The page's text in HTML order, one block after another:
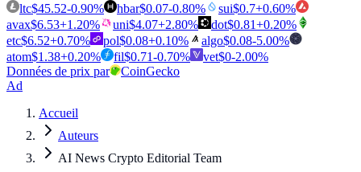
ltc$45.52-0.90% hbar$0.07-0.80% sui$0.7+0.60%
avax$6.53+1.20% uni$4.07+2.80% dot$0.81+0.20%
etc$6.52+0.70% pol$0.08+0.10% algo$0.08-5.00%
atom$1.38+0.20% fil$0.71-0.70% vet$0-2.00%
Données de prix par
CoinGecko
Ad
Accueil
Auteurs
AI News Crypto Editorial Team